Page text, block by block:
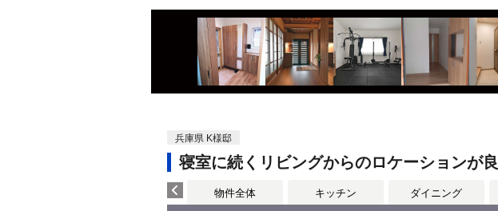
兵庫県 K様邸
寝室に続くリビングからのロケーションが
物件全体 キッチン ダイニング